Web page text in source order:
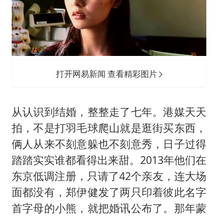
打开网易新闻 查看精彩图片
从认识到结婚，整整走了七年。港媒天天
拍，不是打羽毛球爬山就是逛街买东西，
俩人从来不刻意躲也不刻意秀，日子过得
踏踏实实谁都看得出来甜。2013年他们在
东京低调注册，只请了42个亲友，连大场
面都没有，郑伊健发了两只印着彼此名字
首字母的小熊，就把婚讯公布了。那年蒙